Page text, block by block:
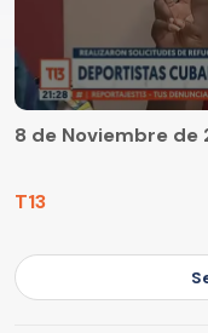
T13
8 de Noviembre de